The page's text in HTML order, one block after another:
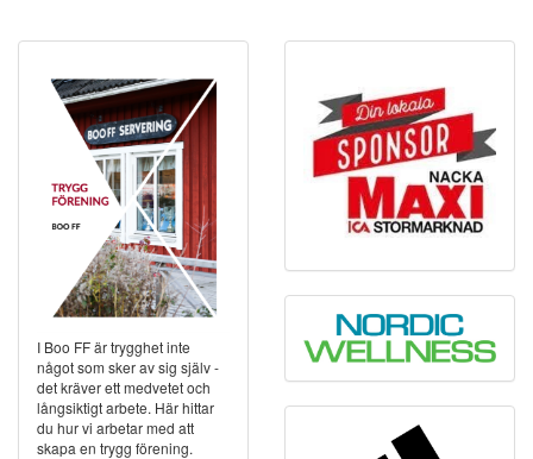
I Boo FF är trygghet inte
något som sker av sig själv -
det kräver ett medvetet och
långsiktigt arbete. Här hittar
du hur vi arbetar med att
skapa en trygg förening.